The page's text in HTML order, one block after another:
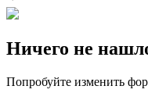
Ничего не
Попробуйте изменить